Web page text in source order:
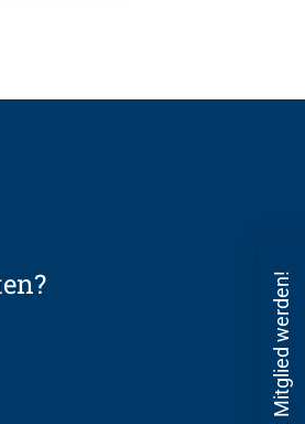
Mitglied werden!